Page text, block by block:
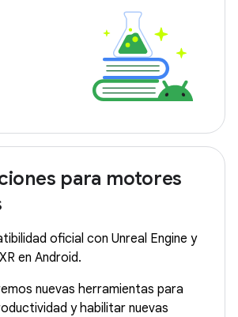
para motores
oficial con Unreal Engine y
en Android.
nuevas herramientas para
y habilitar nuevas